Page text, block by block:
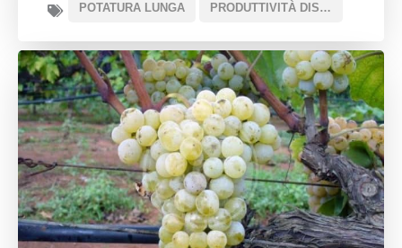
POTATURA LUNGA PRODUTTIVITÀ DISCRETA